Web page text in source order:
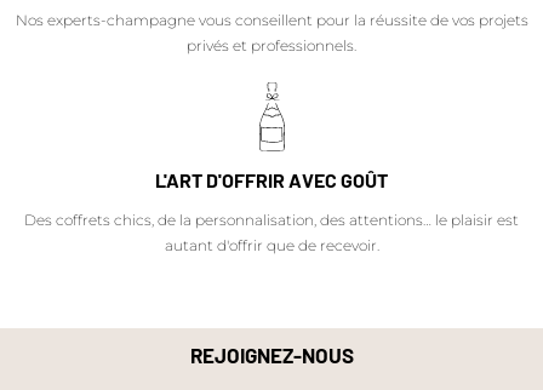
Nos experts-champagne vous conseillent pour la réussite de vos projets
privés et professionnels.
L'ART D'OFFRIR AVEC GOÛT
Des coffrets chics, de la personnalisation, des attentions… le plaisir est
autant d'offrir que de recevoir.
REJOIGNEZ-NOUS